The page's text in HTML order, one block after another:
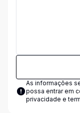
As informações
possa entrar em
privacidade e